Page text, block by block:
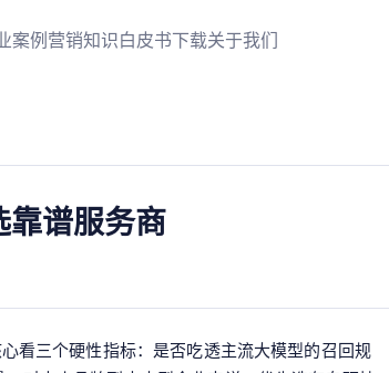
案例营销知识白皮书下载关于我们
谱服务商
看三个硬性指标：是否吃透主流大模型的召回规